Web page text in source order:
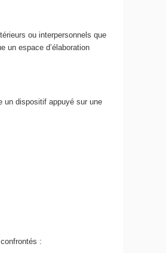
ou interpersonnels que
un espace d’élaboration
un dispositif appuyé sur une
: